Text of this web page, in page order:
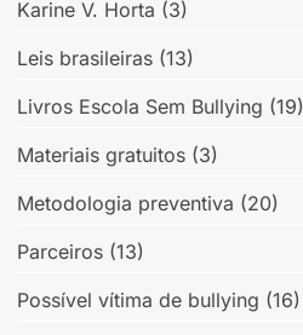
Karine V. Horta (3)
Leis brasileiras(13)
Livros Escola Sem Bullying (19)
Materiais gratuitos(3)
Metodologia preventiva (20)
Parceiros(13)
Possível vítima de bullying (16)